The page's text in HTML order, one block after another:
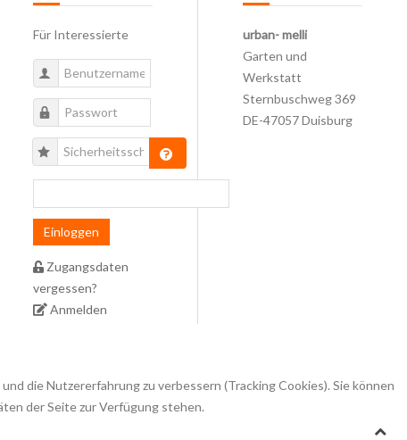
Für Interessierte
Einloggen
Zugangsdaten
vergessen?
Anmelden
urban- melli
Garten und
Werkstatt
Sternbuschweg 369
DE-47057 Duisburg
die Nutzererfahrung zu verbessern (Tracking Cookies). Sie können
der Seite zur Verfügung stehen.